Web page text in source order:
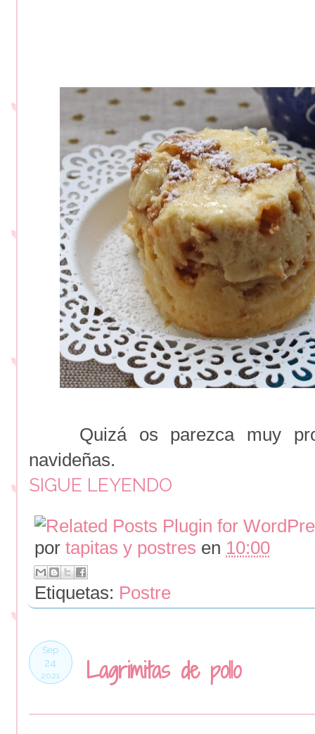
Quizá os parezca muy
navideñas.
SIGUE LEYENDO
por tapitas y postres en 10:00
Etiquetas: Postre
Sep
24
2021 Lagrimitas de pollo